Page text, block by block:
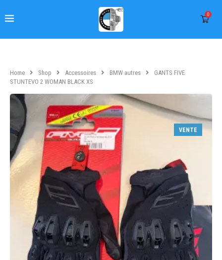
0
Home Shop Accessoires BMW autres
GANTS FIVE
STUNTEVO 2 WOMAN BLACK XS
VENTE